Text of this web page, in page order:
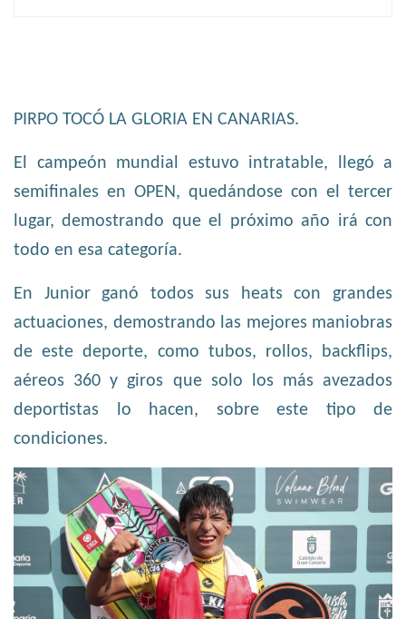
PIRPO TOCÓ LA GLORIA EN CANARIAS.
El campeón mundial estuvo intratable, llegó a
semifinales en OPEN, quedándose con el tercer
lugar, demostrando que el próximo año irá con
todo en esa categoría.
En Junior ganó todos sus heats con grandes
actuaciones, demostrando las mejores maniobras
de este deporte, como tubos, rollos, backflips,
aéreos 360 y giros que solo los más avezados
deportistas lo hacen, sobre este tipo de
condiciones.